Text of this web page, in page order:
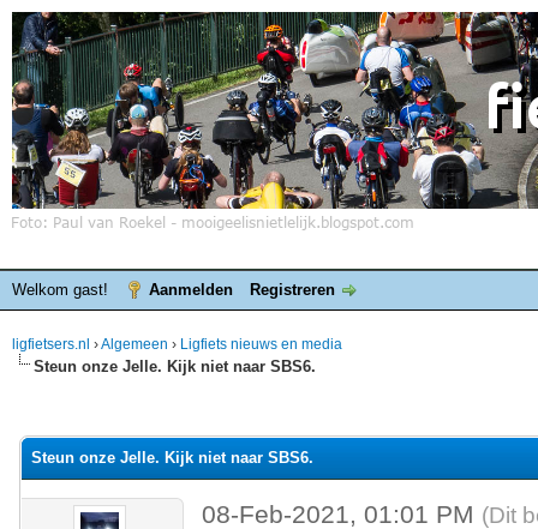
Welkom gast! Aanmelden Registreren
ligfietsers.nl ›Algemeen › Ligfiets nieuws en media
Steun onze Jelle. Kijk niet naar SBS6.
Steun onze Jelle. Kijk niet naar SBS6.
08-Feb-2021, 01:01 PM (Dit